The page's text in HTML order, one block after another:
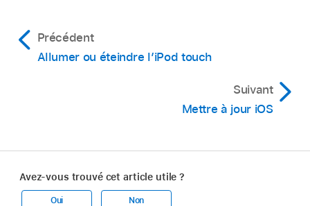
Précédent
Allumer ou éteindre l’iPod touch
Suivant
Mettre à jour iOS
Avez-vous trouvé cet article utile ?
Oui Non